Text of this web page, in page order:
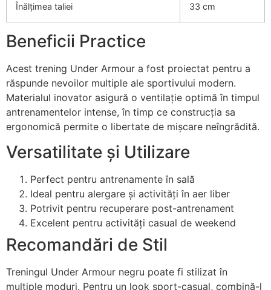
Înălțimea taliei 33 cm
Beneficii Practice
Acest trening Under Armour a fost proiectat pentru a
răspunde nevoilor multiple ale sportivului modern.
Materialul inovator asigură o ventilație optimă în timpul
antrenamentelor intense, în timp ce construcția sa
ergonomică permite o libertate de mișcare neîngrădită.
Versatilitate și Utilizare
Perfect pentru antrenamente în sală
Ideal pentru alergare și activități în aer liber
Potrivit pentru recuperare post-antrenament
Excelent pentru activități casual de weekend
Recomandări de Stil
Treningul Under Armour negru poate fi stilizat în
multiple moduri. Pentru un look sport-casual, combină-l